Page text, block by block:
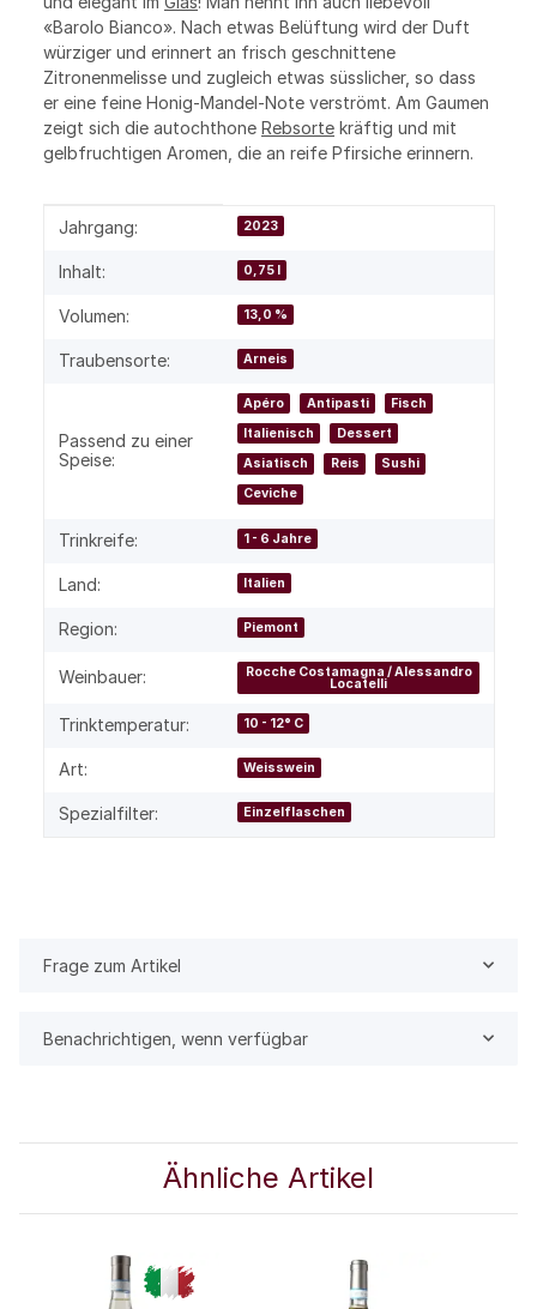
«Barolo Bianco». Nach etwas Belüftung wird der Duft
würziger und erinnert an frisch geschnittene
Zitronenmelisse und zugleich etwas süsslicher, so dass
er eine feine Honig-Mandel-Note verströmt. Am Gaumen
zeigt sich die autochthone Rebsorte kräftig und mit
gelbfruchtigen Aromen, die an reife Pfirsiche erinnern.
Produkteigenschaft
Wert
Jahrgang: 2023
Inhalt: 0,75 l
Volumen: 13,0 %
Traubensorte: Arneis
Passend zu einer
Speise:
Apéro Antipasti
Fisch
Italienisch
Dessert
Asiatisch
Reis
Sushi
Ceviche
Trinkreife: 1 - 6 Jahre
Land: Italien
Region: Piemont
Weinbauer: Rocche Costamagna / Alessandro
Locatelli
Trinktemperatur: 10 - 12° C
Art: Weisswein
Spezialfilter: Einzelflaschen
Frage zum Artikel
Benachrichtigen, wenn verfügbar
Ähnliche Artikel